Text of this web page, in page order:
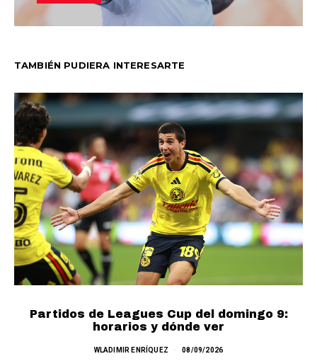
TAMBIÉN PUDIERA INTERESARTE
Partidos de Leagues Cup del domingo 9:
horarios y dónde ver
WLADIMIR ENRÍQUEZ 08/09/2026